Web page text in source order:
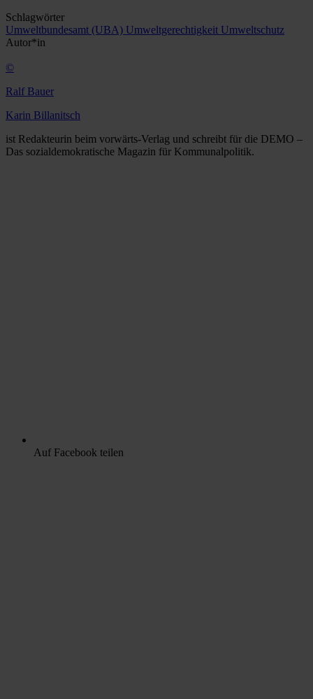
Schlagwörter
Umweltbundesamt (UBA) Umweltgerechtigkeit Umweltschutz
Autor*in
©
Ralf Bauer
Karin Billanitsch
ist Redakteurin beim vorwärts-Verlag und schreibt für die DEMO –
Das sozialdemokratische Magazin für Kommunalpolitik.
Auf Facebook teilen